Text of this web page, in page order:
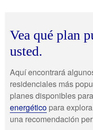
Vea qué plan
usted.
Aquí encontrará
residenciales más
planes disponibles
energético para
una recomendación